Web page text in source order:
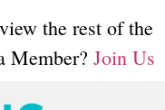
the rest of the
Member? Join Us